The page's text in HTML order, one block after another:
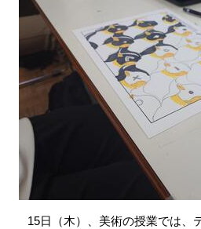
15日（木）、美術の授業では、